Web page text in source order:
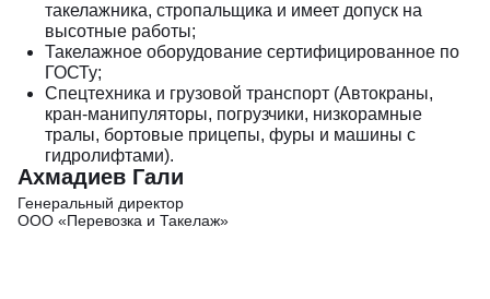
такелажника, стропальщика и имеет допуск на
высотные работы;
Такелажное оборудование сертифицированное по
ГОСТу;
Спецтехника и грузовой транспорт (Автокраны,
кран-манипуляторы, погрузчики, низкорамные
тралы, бортовые прицепы, фуры и машины с
гидролифтами).
Ахм адиев Гали
Генеральный дирек тор
ООО «Перевозка и Такелаж»